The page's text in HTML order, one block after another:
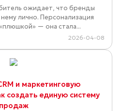
ожидает, что бренды
лично. Персонализация
— она стала...
2026-04-08
и маркетинговую
создать единую систему
продаж